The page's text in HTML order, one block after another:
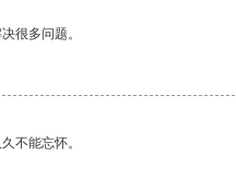
很多问题。
不能忘怀。